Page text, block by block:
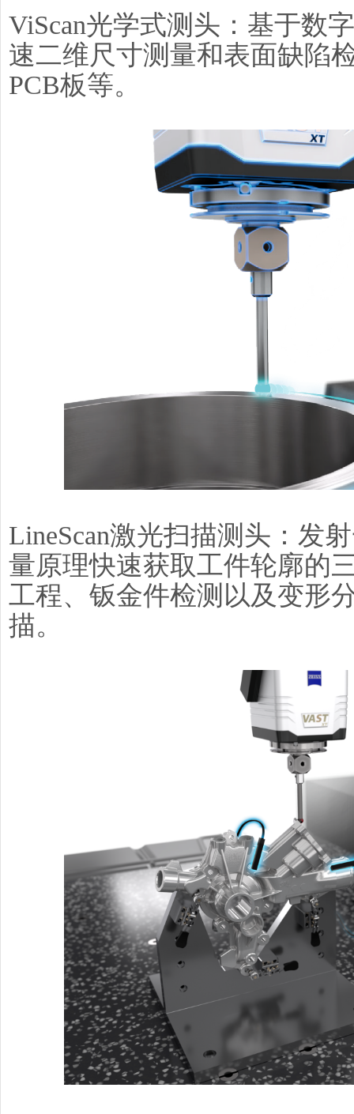
ViScan光学式测头：基于数
速二维尺寸测量和表面缺陷
PCB板等。
LineScan激光扫描测头：发
量原理快速获取工件轮廓的
工程、钣金件检测以及变形
描。